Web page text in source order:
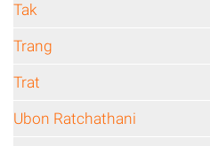
Tak
Trang
Trat
Ubon Ratchathani